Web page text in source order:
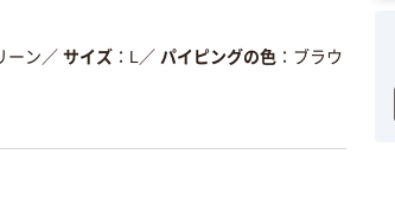
ーン ／ サイズ L ／ パイピングの色
ブラウ